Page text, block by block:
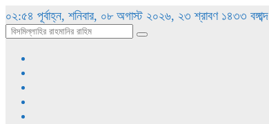
০২:৫৪ পূর্বাহ্ন, শনিবার, ০৮ অগাস্ট ২০২৬, ২৩ শ্রাবণ ১৪৩৩ বঙ্গাব্দ